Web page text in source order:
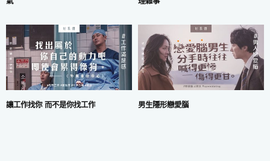
讓工作找你 而不是你找工作 男生隱形戀愛腦